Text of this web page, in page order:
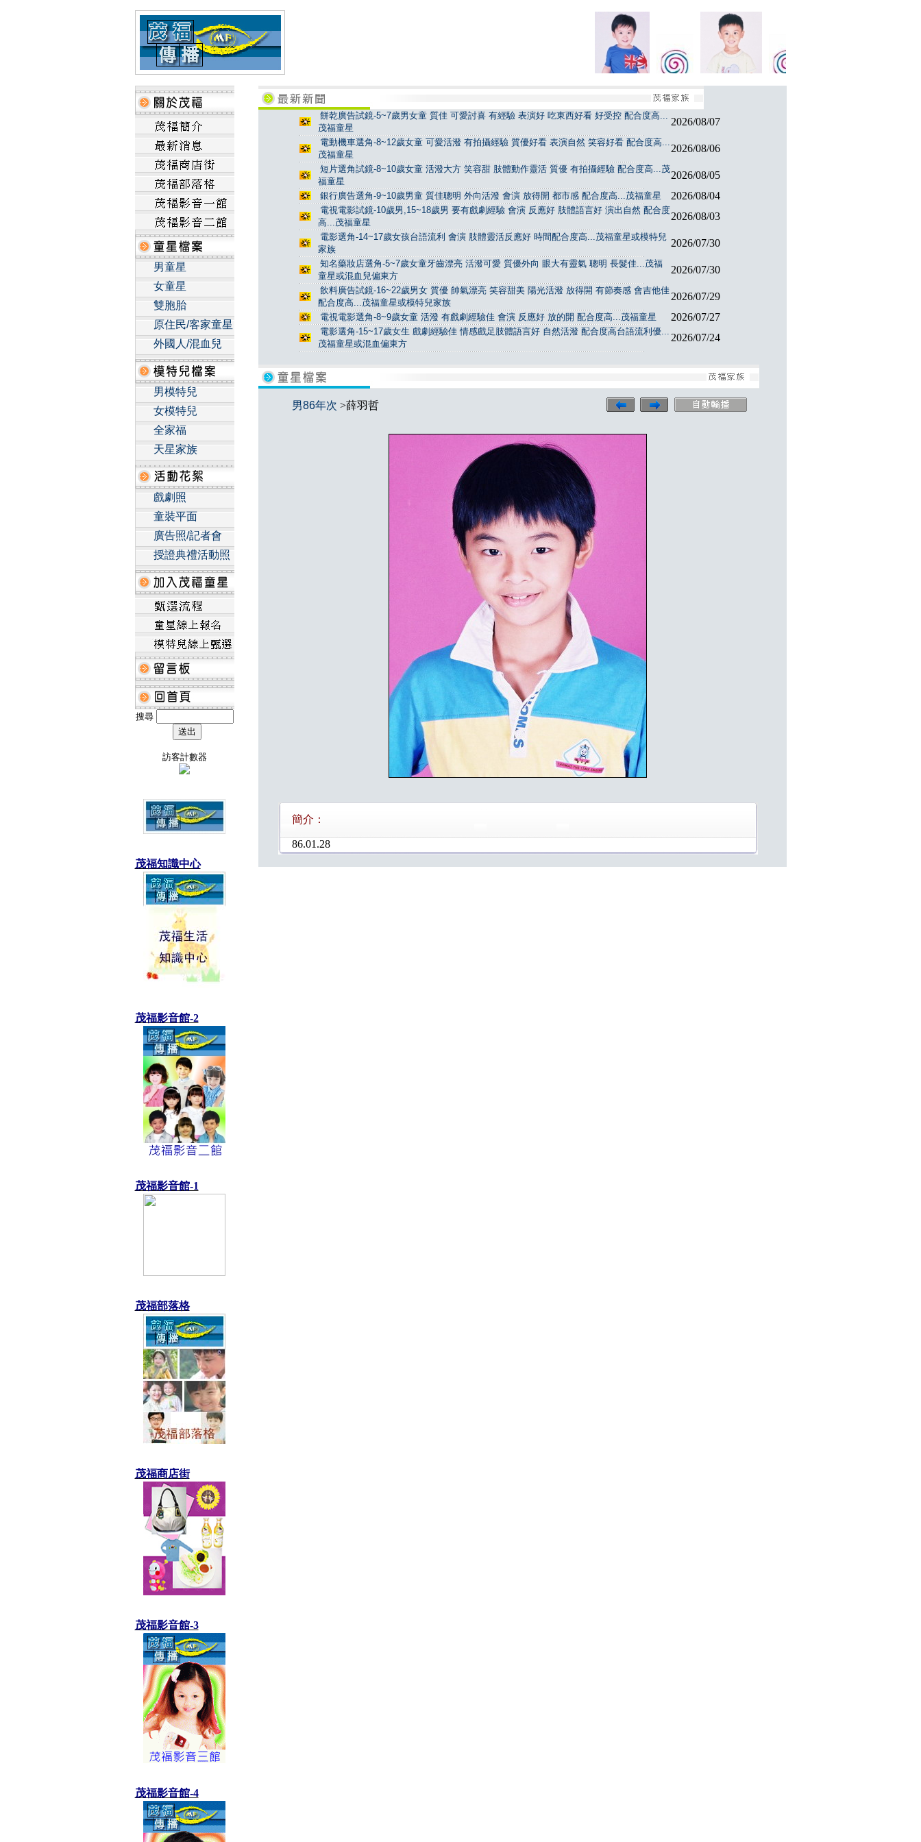
男童星
女童星
雙胞胎
原住民/客家童星
外國人/混血兒
男模特兒
女模特兒
全家福
天星家族
戲劇照
童裝平面
廣告照/記者會
授證典禮活動照
搜尋
訪客計數器
茂福知識中心
茂福影音館-2
茂福影音館-1
茂福部落格
茂福商店街
茂福影音館-3
茂福影音館-4
餅乾廣告試鏡-5~7歲男女童 質佳 可愛討喜 有經驗 表演好 吃東西好看 好受控 配合度高...
茂福童星
2026/08/07
電動機車選角-8~12歲女童 可愛活潑 有拍攝經驗 質優好看 表演自然 笑容好看 配合度高...
茂福童星
2026/08/06
短片選角試鏡-8~10歲女童 活潑大方 笑容甜 肢體動作靈活 質優 有拍攝經驗 配合度高...茂
福童星
2026/08/05
銀行廣告選角-9~10歲男童 質佳聰明 外向活潑 會演 放得開 都市感 配合度高...茂福童星 2026/08/04
電視電影試鏡-10歲男,15~18歲男 要有戲劇經驗 會演 反應好 肢體語言好 演出自然 配合度
高...茂福童星
2026/08/03
電影選角-14~17歲女孩台語流利 會演 肢體靈活反應好 時間配合度高...茂福童星或模特兒
家族
2026/07/30
知名藥妝店選角-5~7歲女童牙齒漂亮 活潑可愛 質優外向 眼大有靈氣 聰明 長髮佳...茂福
童星或混血兒偏東方
2026/07/30
飲料廣告試鏡-16~22歲男女 質優 帥氣漂亮 笑容甜美 陽光活潑 放得開 有節奏感 會吉他佳
配合度高...茂福童星或模特兒家族
2026/07/29
電視電影選角-8~9歲女童 活潑 有戲劇經驗佳 會演 反應好 放的開 配合度高...茂福童星 2026/07/27
電影選角-15~17歲女生 戲劇經驗佳 情感戲足肢體語言好 自然活潑 配合度高台語流利優...
茂福童星或混血偏東方
2026/07/24
男86年次 >薛羽哲
簡介：
86.01.28